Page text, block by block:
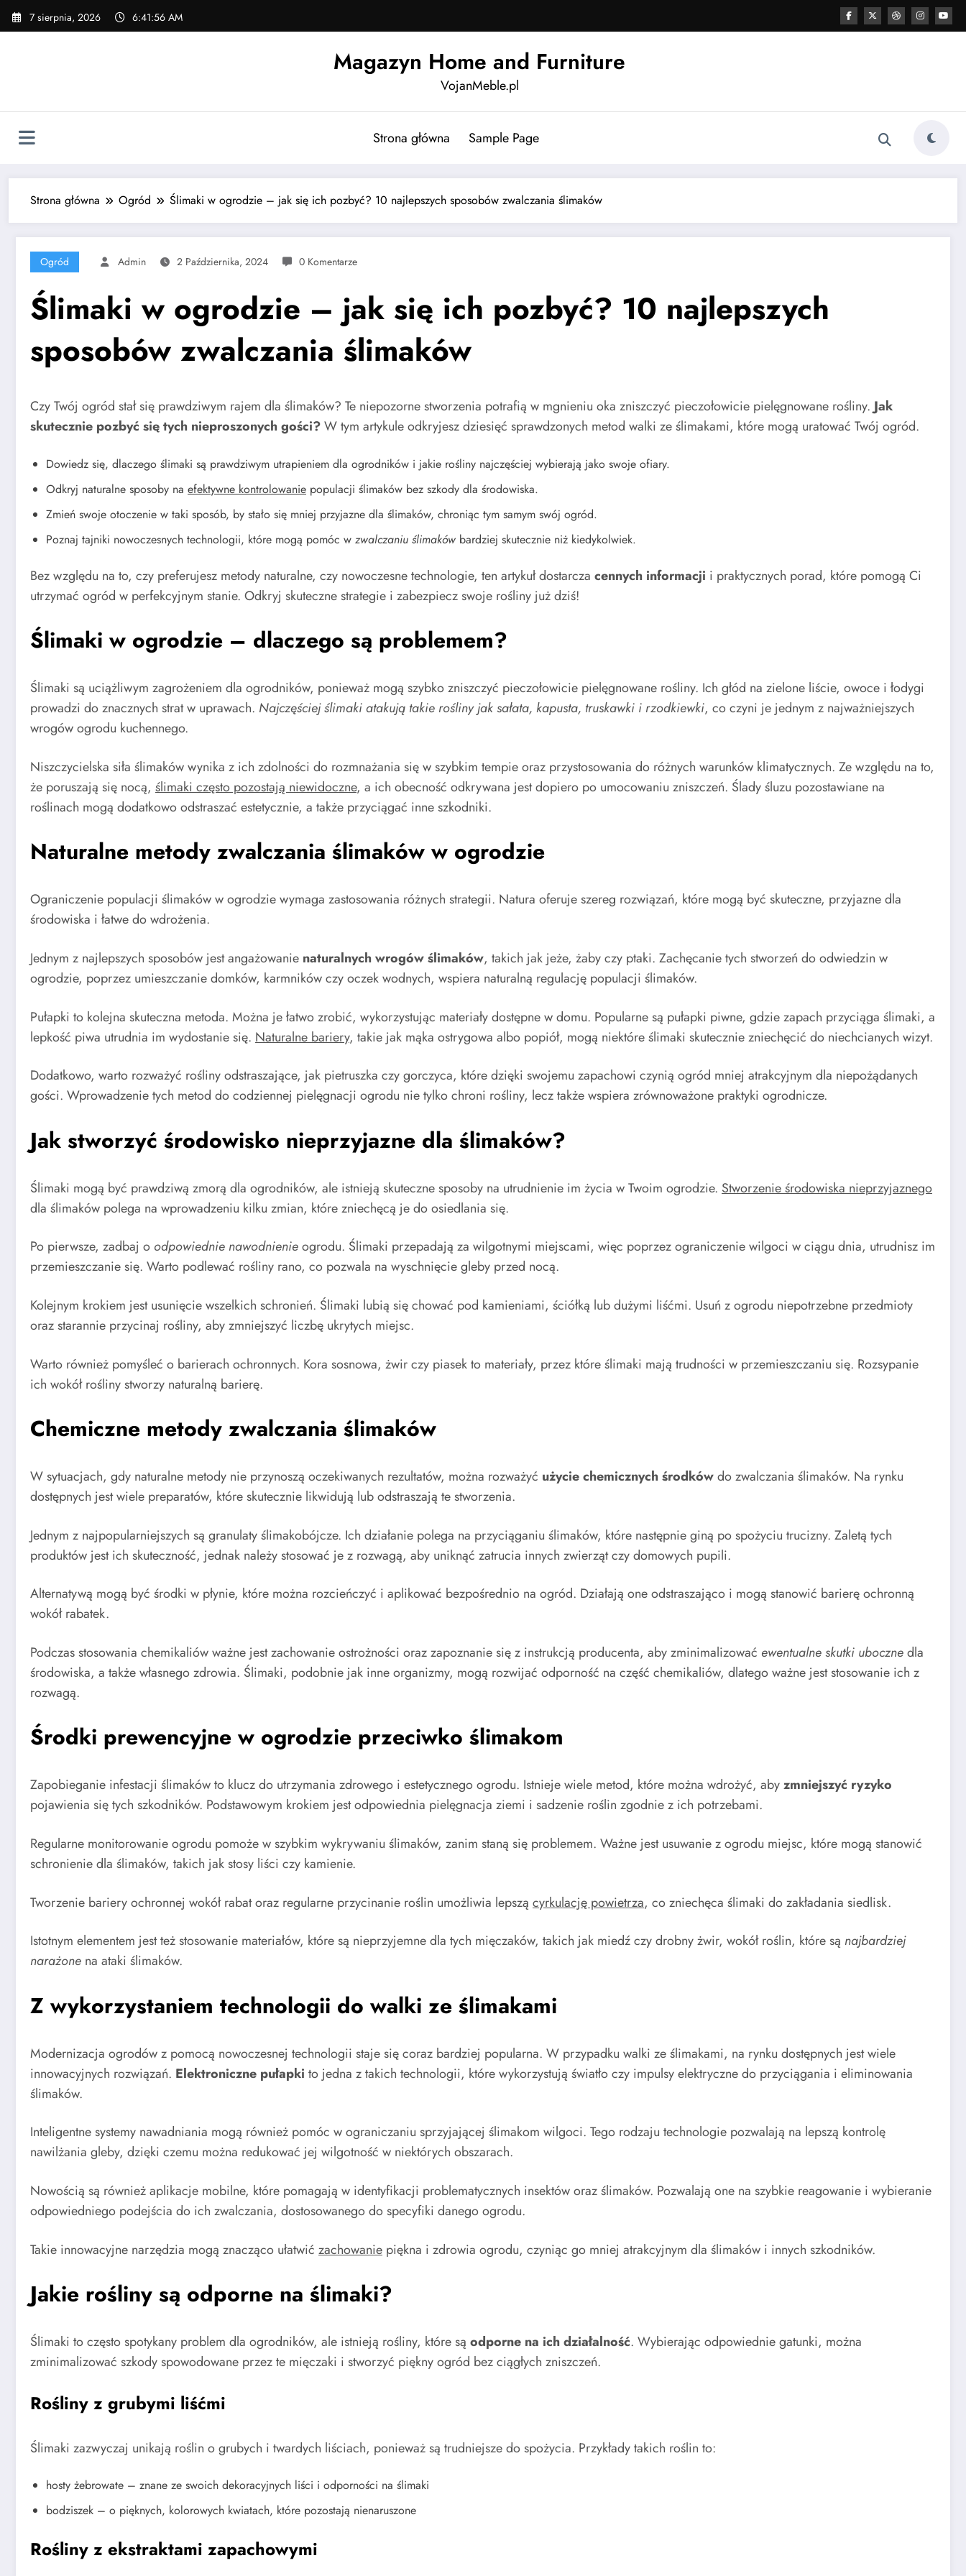
Skip
7 sierpnia, 2026 6:41:57 AM
Magazyn Home and Furniture
VojanMeble.pl
Strona główna Sample Page
Strona główna Ogród Ślimaki w ogrodzie – jak się ich pozbyć? 10 najlepszych sposobów zwalczania ślimaków
Ogród Admin 2 Października, 2024 0 Komentarze
Ślimaki w ogrodzie – jak się ich pozbyć? 10 najlepszych
sposobów zwalczania ślimaków
Czy Twój ogród stał się prawdziwym rajem dla ślimaków? Te niepozorne stworzenia potrafią w mgnieniu oka zniszczyć pieczołowicie pielęgnowane rośliny. Jak
skutecznie pozbyć się tych nieproszonych gości?W tym artykule odkryjesz dziesięć sprawdzonych metod walki ze ślimakami, które mogą uratować Twój ogród.
Dowiedz się, dlaczego ślimaki są prawdziwym utrapieniem dla ogrodników i jakie rośliny najczęściej wybierają jako swoje ofiary.
Odkryj naturalne sposoby na efektywne kontrolowanie populacji ślimaków bez szkody dla środowiska.
Zmień swoje otoczenie w taki sposób, by stało się mniej przyjazne dla ślimaków, chroniąc tym samym swój ogród.
Poznaj tajniki nowoczesnych technologii, które mogą pomóc w zwalczaniu ślimaków bardziej skutecznie niż kiedykolwiek.
Bez względu na to, czy preferujesz metody naturalne, czy nowoczesne technologie, ten artykuł dostarcza cennych informacji i praktycznych porad, które pomogą Ci
utrzymać ogród w perfekcyjnym stanie. Odkryj skuteczne strategie i zabezpiecz swoje rośliny już dziś!
Ślimaki w ogrodzie – dlaczego są problemem?
Ślimaki są uciążliwym zagrożeniem dla ogrodników, ponieważ mogą szybko zniszczyć pieczołowicie pielęgnowane rośliny. Ich głód na zielone liście, owoce i łodygi
prowadzi do znacznych strat w uprawach. Najczęściej ślimaki atakują takie rośliny jak sałata, kapusta, truskawki i rzodkiewki, co czyni je jednym z najważniejszych
wrogów ogrodu kuchennego.
Niszczycielska siła ślimaków wynika z ich zdolności do rozmnażania się w szybkim tempie oraz przystosowania do różnych warunków klimatycznych. Ze względu na to,
że poruszają się nocą, ślimaki często pozostają niewidoczne, a ich obecność odkrywana jest dopiero po umocowaniu zniszczeń. Ślady śluzu pozostawiane na
roślinach mogą dodatkowo odstraszać estetycznie, a także przyciągać inne szkodniki.
Naturalne metody zwalczania ślimaków w ogrodzie
Ograniczenie populacji ślimaków w ogrodzie wymaga zastosowania różnych strategii. Natura oferuje szereg rozwiązań, które mogą być skuteczne, przyjazne dla
środowiska i łatwe do wdrożenia.
Jednym z najlepszych sposobów jest angażowanie naturalnych wrogów ślimaków, takich jak jeże, żaby czy ptaki. Zachęcanie tych stworzeń do odwiedzin w
ogrodzie, poprzez umieszczanie domków, karmników czy oczek wodnych, wspiera naturalną regulację populacji ślimaków.
Pułapki to kolejna skuteczna metoda. Można je łatwo zrobić, wykorzystując materiały dostępne w domu. Popularne są pułapki piwne, gdzie zapach przyciąga ślimaki, a
lepkość piwa utrudnia im wydostanie się. Naturalne bariery, takie jak mąka ostrygowa albo popiół, mogą niektóre ślimaki skutecznie zniechęcić do niechcianych wizyt.
Dodatkowo, warto rozważyć rośliny odstraszające, jak pietruszka czy gorczyca, które dzięki swojemu zapachowi czynią ogród mniej atrakcyjnym dla niepożądanych
gości. Wprowadzenie tych metod do codziennej pielęgnacji ogrodu nie tylko chroni rośliny, lecz także wspiera zrównoważone praktyki ogrodnicze.
Jak stworzyć środowisko nieprzyjazne dla ślimaków?
Ślimaki mogą być prawdziwą zmorą dla ogrodników, ale istnieją skuteczne sposoby na utrudnienie im życia w Twoim ogrodzie. Stworzenie środowiska nieprzyjaznego
dla ślimaków polega na wprowadzeniu kilku zmian, które zniechęcą je do osiedlania się.
Po pierwsze, zadbaj o odpowiednie nawodnienieogrodu. Ślimaki przepadają za wilgotnymi miejscami, więc poprzez ograniczenie wilgoci w ciągu dnia, utrudnisz im
przemieszczanie się. Warto podlewać rośliny rano, co pozwala na wyschnięcie gleby przed nocą.
Kolejnym krokiem jest usunięcie wszelkich schronień. Ślimaki lubią się chować pod kamieniami, ściółką lub dużymi liśćmi. Usuń z ogrodu niepotrzebne przedmioty
oraz starannie przycinaj rośliny, aby zmniejszyć liczbę ukrytych miejsc.
Warto również pomyśleć o barierach ochronnych. Kora sosnowa, żwir czy piasek to materiały, przez które ślimaki mają trudności w przemieszczaniu się. Rozsypanie
ich wokół rośliny stworzy naturalną barierę.
Chemiczne metody zwalczania ślimaków
W sytuacjach, gdy naturalne metody nie przynoszą oczekiwanych rezultatów, można rozważyć użycie chemicznych środkówdo zwalczania ślimaków. Na rynku
dostępnych jest wiele preparatów, które skutecznie likwidują lub odstraszają te stworzenia.
Jednym z najpopularniejszych są granulaty ślimakobójcze. Ich działanie polega na przyciąganiu ślimaków, które następnie giną po spożyciu trucizny. Zaletą tych
produktów jest ich skuteczność, jednak należy stosować je z rozwagą, aby uniknąć zatrucia innych zwierząt czy domowych pupili.
Alternatywą mogą być środki w płynie, które można rozcieńczyć i aplikować bezpośrednio na ogród. Działają one odstraszająco i mogą stanowić barierę ochronną
wokół rabatek.
Podczas stosowania chemikaliów ważne jest zachowanie ostrożności oraz zapoznanie się z instrukcją producenta, aby zminimalizować ewentualne skutki ubocznedla
środowiska, a także własnego zdrowia. Ślimaki, podobnie jak inne organizmy, mogą rozwijać odporność na część chemikaliów, dlatego ważne jest stosowanie ich z
rozwagą.
Środki prewencyjne w ogrodzie przeciwko ślimakom
Zapobieganie infestacji ślimaków to klucz do utrzymania zdrowego i estetycznego ogrodu. Istnieje wiele metod, które można wdrożyć, abyzmniejszyć ryzyko
pojawienia się tych szkodników. Podstawowym krokiem jest odpowiednia pielęgnacja ziemi i sadzenie roślin zgodnie z ich potrzebami.
Regularne monitorowanie ogrodu pomoże w szybkim wykrywaniu ślimaków, zanim staną się problemem. Ważne jest usuwanie z ogrodu miejsc, które mogą stanowić
schronienie dla ślimaków, takich jak stosy liści czy kamienie.
Tworzenie bariery ochronnej wokół rabat oraz regularne przycinanie roślin umożliwia lepszą cyrkulację powietrza, co zniechęca ślimaki do zakładania siedlisk.
Istotnym elementem jest też stosowanie materiałów, które są nieprzyjemne dla tych mięczaków, takich jak miedź czy drobny żwir, wokół roślin, które są najbardziej
narażone na ataki ślimaków.
Z wykorzystaniem technologii do walki ze ślimakami
Modernizacja ogrodów z pomocą nowoczesnej technologii staje się coraz bardziej popularna. W przypadku walki ze ślimakami, na rynku dostępnych jest wiele
innowacyjnych rozwiązań. Elektroniczne pułapki to jedna z takich technologii, które wykorzystują światło czy impulsy elektryczne do przyciągania i eliminowania
ślimaków.
Inteligentne systemy nawadniania mogą również pomóc w ograniczaniu sprzyjającej ślimakom wilgoci. Tego rodzaju technologie pozwalają na lepszą kontrolę
nawilżania gleby, dzięki czemu można redukować jej wilgotność w niektórych obszarach.
Nowością są również aplikacje mobilne, które pomagają w identyfikacji problematycznych insektów oraz ślimaków. Pozwalają one na szybkie reagowanie i wybieranie
odpowiedniego podejścia do ich zwalczania, dostosowanego do specyfiki danego ogrodu.
Takie innowacyjne narzędzia mogą znacząco ułatwić zachowanie piękna i zdrowia ogrodu, czyniąc go mniej atrakcyjnym dla ślimaków i innych szkodników.
Jakie rośliny są odporne na ślimaki?
Ślimaki to często spotykany problem dla ogrodników, ale istnieją rośliny, które są odporne na ich działalność. Wybierając odpowiednie gatunki, można
zminimalizować szkody spowodowane przez te mięczaki i stworzyć piękny ogród bez ciągłych zniszczeń.
Rośliny z grubymi liśćmi
Ślimaki zazwyczaj unikają roślin o grubych i twardych liściach, ponieważ są trudniejsze do spożycia. Przykłady takich roślin to:
hosty żebrowate – znane ze swoich dekoracyjnych liści i odporności na ślimaki
bodziszek – o pięknych, kolorowych kwiatach, które pozostają nienaruszone
Rośliny z ekstraktami zapachowymi